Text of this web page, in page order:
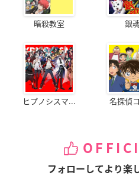
暗殺教室 銀魂
ヒプノシスマ... 名探偵
フォローしてより楽